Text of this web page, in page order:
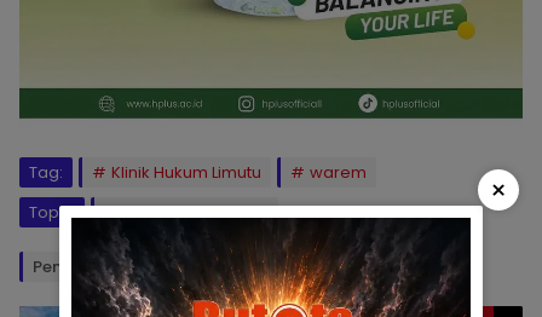
Tag: Klinik Hukum Limutu
warem
Topik:
klinik hukum limutu
Penulis: AS Editor: NA
×